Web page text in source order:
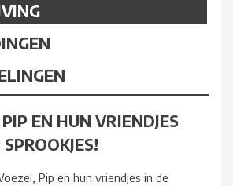
EN HUN VRIENDJES
Pip en hun vriendjes in de